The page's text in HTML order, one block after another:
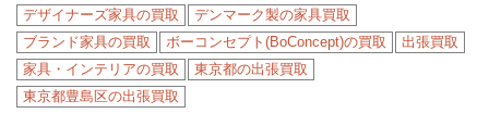
デザイナーズ家具の買取
デンマーク製の家具買取
ブランド家具の買取
ボーコンセプト(BoConcept)の買取
出張買取
家具・インテリアの買取
東京都の出張買取
東京都豊島区の出張買取